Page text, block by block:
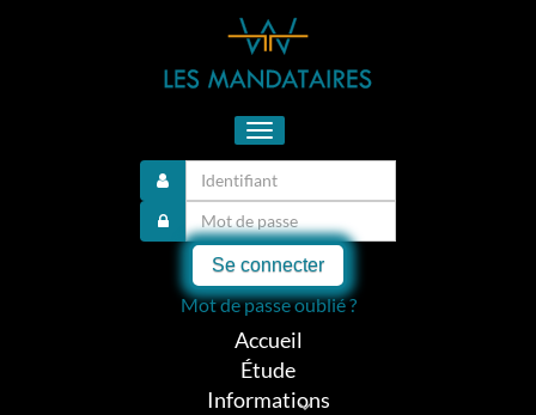
Toggle
navigation
Se connecter
Mot de passe oublié ?
Accueil
Étude
Informations